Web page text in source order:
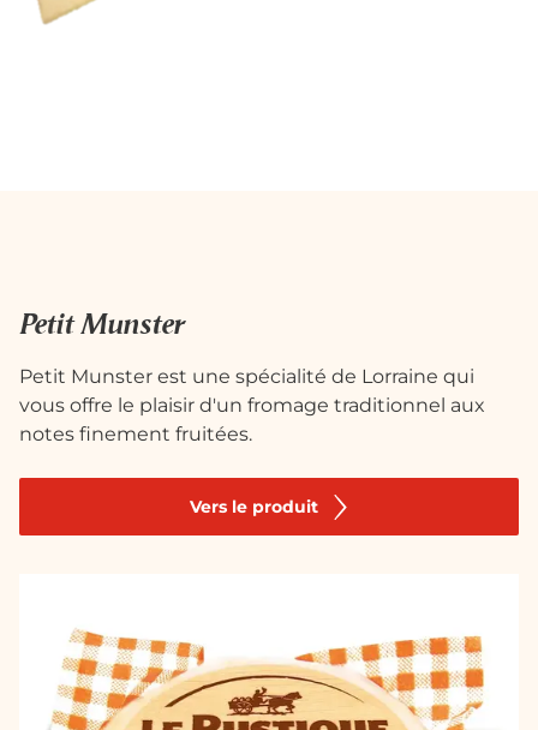
Petit Munster
Petit Munster est une spécialité de Lorraine qui
vous offre le plaisir d'un fromage traditionnel aux
notes finement fruitées.
Vers le produit